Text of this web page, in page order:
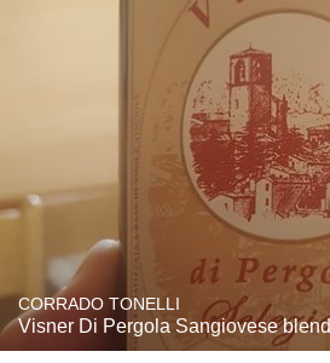
CORRADO TONELLI
Visner Di Pergola Sangiovese blend